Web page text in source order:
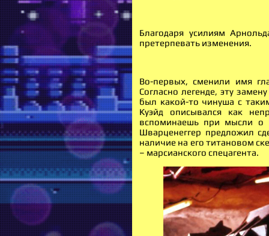
Благодаря усилиям
претерпевать изменения.
Во-первых, сменили имя
Согласно легенде, эту
был какой-то чинуша с
Куэйд описывался как
вспоминаешь при мысли о
Шварценеггер предложил
наличие на его титановом
– марсианского спецагента.